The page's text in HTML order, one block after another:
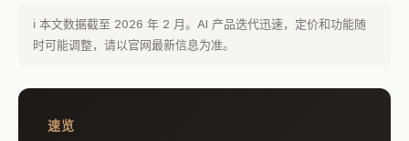
ℹ️ 本文数据截至 2026 年 2 月。AI 产品迭代迅速，定价和功能随
时可能调整，请以官网最新信息为准。
速览